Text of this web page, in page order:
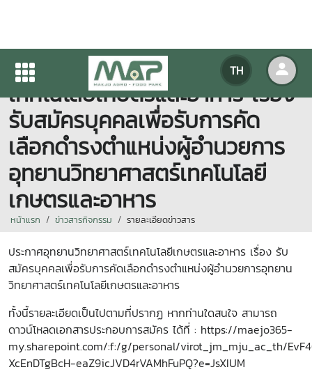
TH
ประกาศอุทยานวิทยาศาสตร์
เทคโนโลยีเกษตรและอาหาร เรื่อง
รับสมัครบุคคลเพื่อรับการคัด
เลือกดำรงตำแหน่งผู้อำนวยการ
อุทยานวิทยาศาสตร์เทคโนโลยี
เกษตรและอาหาร
หน้าแรก ข่าวสารกิจกรรม รายละเอียดข่าวสาร
ประกาศอุทยานวิทยาศาสตร์เทคโนโลยีเกษตรและอาหาร เรื่อง รับ
สมัครบุคคลเพื่อรับการคัดเลือกดำรงตำแหน่งผู้อำนวยการอุทยาน
วิทยาศาสตร์เทคโนโลยีเกษตรและอาหาร
ทั้งนี้รายละเอียดเป็นไปตามที่ปรากฏ หากท่านใดสนใจ สามารถ
ดาวน์โหลดเอกสารประกอบการสมัคร ได้ที่ : https://maejo365-
my.sharepoint.com/:f:/g/personal/virot_jm_mju_ac_th/
XcEnDTgBcH-eaZ9icJVD4rVAMhFuPQ?e=JsXIUM